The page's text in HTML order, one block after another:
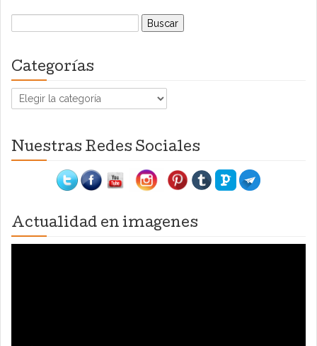
Buscar:
Categorías
Categorías
Nuestras Redes Sociales
Actualidad en imagenes